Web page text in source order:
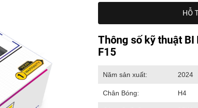
HỖ
Thông số kỹ thuật BI
F15
Năm sản xuất: 2024
Chân Bóng: H4